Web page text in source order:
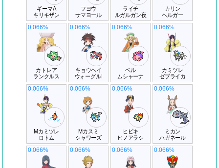
ギーマA
キリキザン
フヨウ
サマヨール
ライチ
ルガルガン夜
カリン
ヘルガー
カトレア
ランクルス
0.066%
キョウヘイ
ウォーグルI
0.066%
ベル
ムシャーナ
0.066%
カミツレ
ゼブライカ
0.066%
Mカミツレ
ロトム
0.066%
Mカスミ
シャワーズ
0.066%
ヒビキ
ヒノアラシ
0.066%
ミカン
ハガネール
0.066%
0.066% 0.066% 0.066% 0.066%